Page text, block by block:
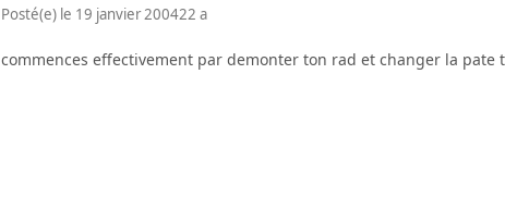
Posté(e) le 19 janvier 200422 a
commences effectivement par demonter ton rad et changer la pate